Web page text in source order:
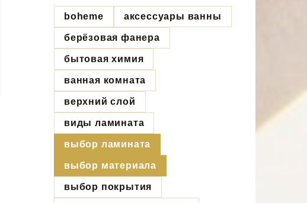
boheme аксессуары ванны
берёзовая фанера
бытовая химия
ванная комната
верхний слой
виды ламината
выбор ламината
выбор материала
выбор покрытия